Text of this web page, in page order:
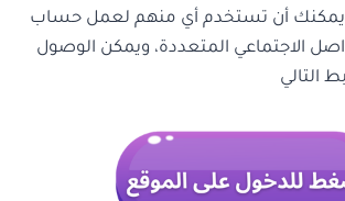
من 100 رقم يمكنك أن تستخدم أي منهم لعمل حساب
الاجتماعي المتعددة، ويمكن الوصول
التالي